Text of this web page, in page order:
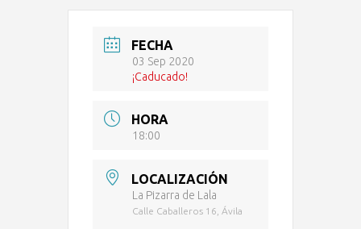
FECHA
03 Sep 2020
¡Caducado!
HORA
18:00
LOCALIZACIÓN
La Pizarra de Lala
Calle Caballeros 16, Ávila